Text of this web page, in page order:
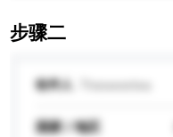
步骤二
收件人
国家 / 地区